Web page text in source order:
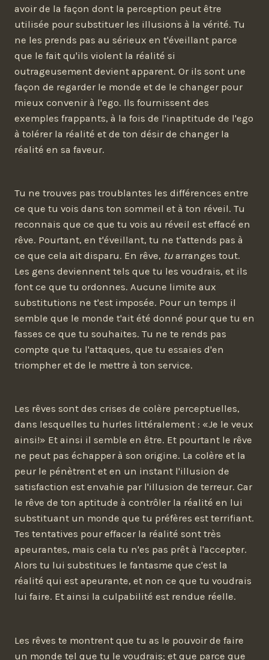
avoir de la façon dont la perception peut être
utilisée pour substituer les illusions à la vérité. Tu
ne les prends pas au sérieux en t'éveillant parce
que le fait qu'ils violent la réalité si
outrageusement devient apparent. Or ils sont une
façon de regarder le monde et de le changer pour
mieux convenir à l'ego. Ils fournissent des
exemples frappants, à la fois de l'inaptitude de l'ego
à tolérer la réalité et de ton désir de changer la
réalité en sa faveur.
Tu ne trouves pas troublantes les différences entre
ce que tu vois dans ton sommeil et à ton réveil. Tu
reconnais que ce que tu vois au réveil est effacé en
rêve. Pourtant, en t'éveillant, tu ne t'attends pas à
ce que cela ait disparu. En rêve, tuarranges tout.
Les gens deviennent tels que tu les voudrais, et ils
font ce que tu ordonnes. Aucune limite aux
substitutions ne t'est imposée. Pour un temps il
semble que le monde t'ait été donné pour que tu en
fasses ce que tu souhaites. Tu ne te rends pas
compte que tu l'attaques, que tu essaies d'en
triompher et de le mettre à ton service.
Les rêves sont des crises de colère perceptuelles,
dans lesquelles tu hurles littéralement : «Je le veux
ainsi!» Et ainsi il semble en être. Et pourtant le rêve
ne peut pas échapper à son origine. La colère et la
peur le pénètrent et en un instant l'illusion de
satisfaction est envahie par l'illusion de terreur. Car
le rêve de ton aptitude à contrôler la réalité en lui
substituant un monde que tu préfères est terrifiant.
Tes tentatives pour effacer la réalité sont très
apeurantes, mais cela tu n'es pas prêt à l'accepter.
Alors tu lui substitues le fantasme que c'est la
réalité qui est apeurante, et non ce que tu voudrais
lui faire. Et ainsi la culpabilité est rendue réelle.
Les rêves te montrent que tu as le pouvoir de faire
un monde tel que tu le voudrais; et que parce que